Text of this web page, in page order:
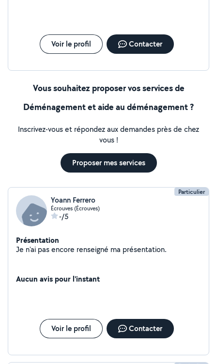
Voir le profil Contacter
Vous souhaitez proposer vos services de
Déménagement et aide au déménagement ?
Inscrivez-vous et répondez aux demandes près de chez
vous !
Proposer mes services
Particulier
Yoann Ferrero
Écrouves (Écrouves)
-/5
Présentation
Je n'ai pas encore renseigné ma présentation.
Aucun avis pour l'instant
Voir le profil Contacter